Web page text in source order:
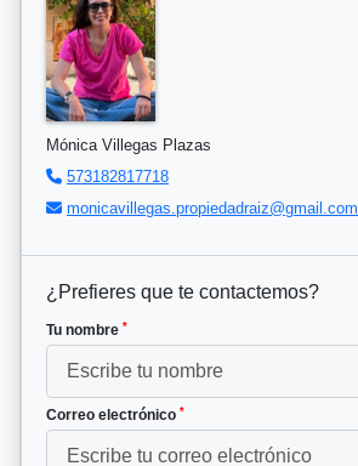
Mónica Villegas Plazas
573182817718
monicavillegas.propiedadraiz@gmail.com
¿Prefieres que te contactemos?
Tu nombre *
Correo electrónico *